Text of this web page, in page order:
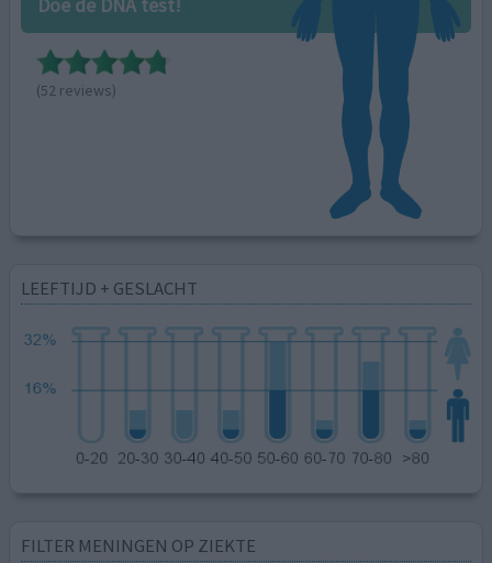
(52 reviews)
LEEFTIJD + GESLACHT
FILTER MENINGEN OP ZIEKTE